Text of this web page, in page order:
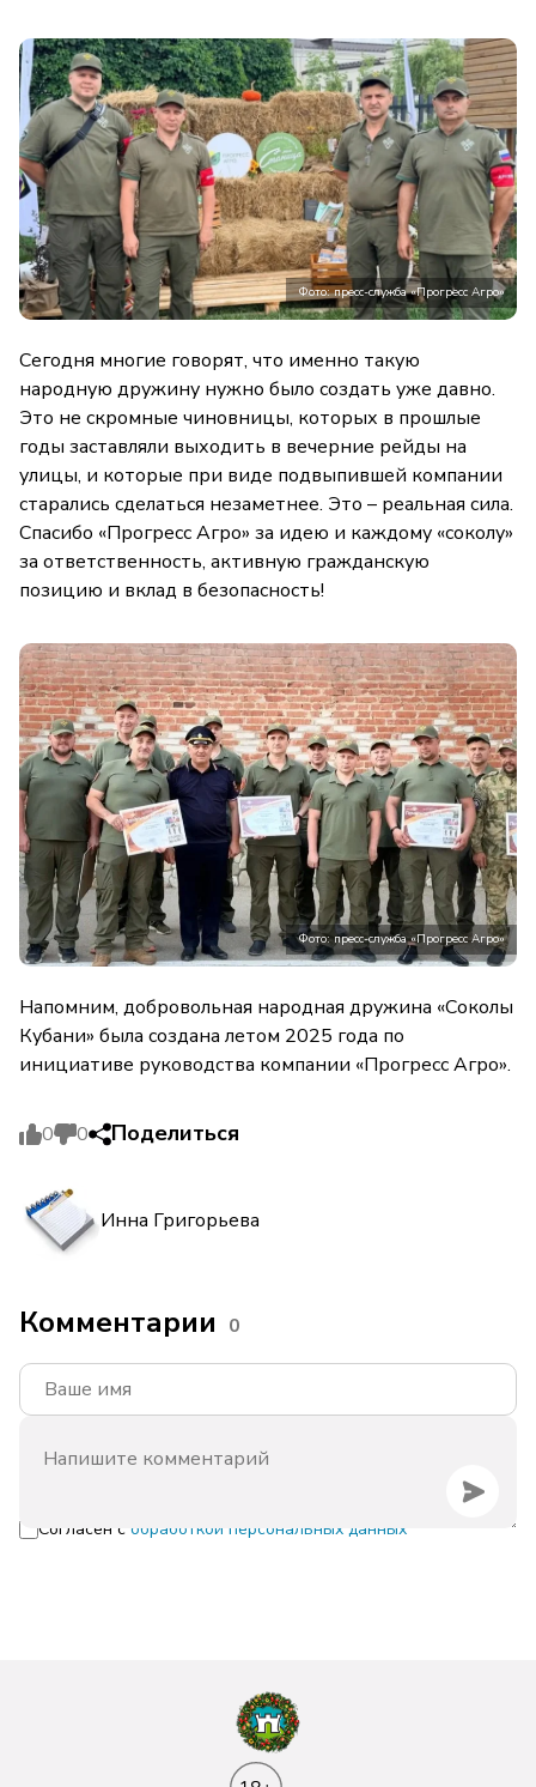
Фото: пресс-служба «Прогресс Агро»
Сегодня многие говорят, что именно такую
народную дружину нужно было создать уже давно.
Это не скромные чиновницы, которых в прошлые
годы заставляли выходить в вечерние рейды на
улицы, и которые при виде подвыпившей компании
старались сделаться незаметнее. Это – реальная сила.
Спасибо «Прогресс Агро» за идею и каждому «соколу»
за ответственность, активную гражданскую
позицию и вклад в безопасность!
Фото: пресс-служба «Прогресс Агро»
Напомним, добровольная народная дружина «Соколы
Кубани» была создана летом 2025 года по
инициативе руководства компании «Прогресс Агро».
0 0 Поделиться
Инна Григорьева
Комментарии 0
Согласен с обработкой персональных данных